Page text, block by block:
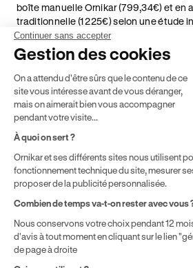
boîte manuelle Ornikar (799,34€) et en
traditionnelle (1 225€) selon une étude
2024. Étude menée sur le marché des
France métropolitaine & en outre-mer.
² Le prix de référence auquel est
dépend de la zone géographique dans
effectuer vos heures de conduite
de nos Conditions Générales de Vente
⁵ Montant du financement CPF variable
par chaque bénéficiaire. Exemple
solde disponible sur le Compte
prix de la formation choisie.
Continuer sans accepter
Gestion des cookies
On a attendu d'être sûrs que le contenu de ce
site vous intéresse avant de vous déranger,
mais on aimerait bien vous accompagner
pendant votre visite...
À quoi on sert ?
Ornikar et ses différents sites nous utilisent
fonctionnement technique du site, mesurer
proposer de la publicité personnalisée.
Combien de temps va-t-on rester avec vous
Nous conservons votre choix pendant 12
d'avis à tout moment en cliquant sur le lien
de page à droite